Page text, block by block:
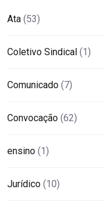
Ata (53)
Coletivo Sindical (1)
Comunicado (7)
Convocação (62)
ensino (1)
Jurídico (10)